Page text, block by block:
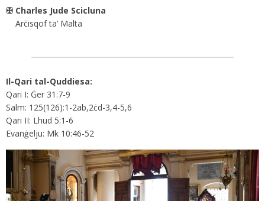
✠ Charles Jude Scicluna
Arċisqof ta’ Malta
Il-Qari tal-Quddiesa:
Qari I: Ġer 31:7-9
Salm: 125(126):1-2ab,2ċd-3,4-5,6
Qari II: Lhud 5:1-6
Evanġelju: Mk 10:46-52